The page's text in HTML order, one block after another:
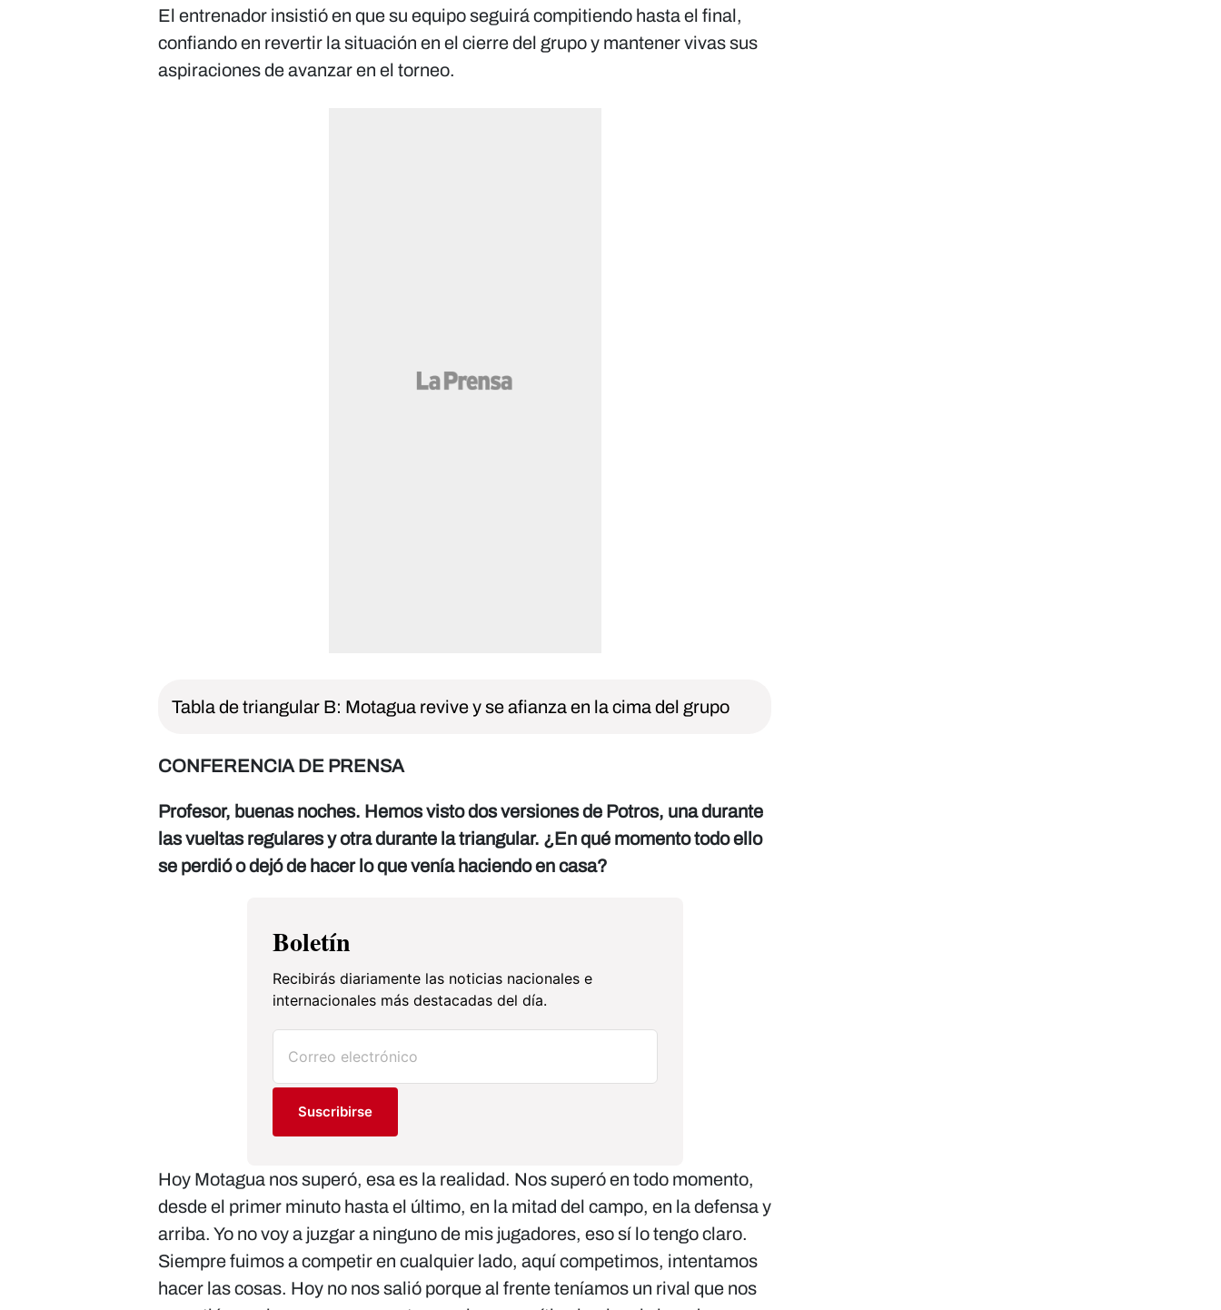
El entrenador insistió en que su equipo seguirá compitiendo hasta el final,
confiando en revertir la situación en el cierre del grupo y mantener vivas sus
aspiraciones de avanzar en el torneo.
Tabla de triangular B: Motagua revive y se afianza en la cima del grupo
CONFERENCIA DE PRENSA
Profesor, buenas noches. Hemos visto dos versiones de Potros, una durante
las vueltas regulares y otra durante la triangular. ¿En qué momento todo ello
se perdió o dejó de hacer lo que venía haciendo en casa?
Boletín
Recibirás diariamente las noticias nacionales e
internacionales más destacadas del día.
Suscribirse
Hoy Motagua nos superó, esa es la realidad. Nos superó en todo momento,
desde el primer minuto hasta el último, en la mitad del campo, en la defensa y
arriba. Yo no voy a juzgar a ninguno de mis jugadores, eso sí lo tengo claro.
Siempre fuimos a competir en cualquier lado, aquí competimos, intentamos
hacer las cosas. Hoy no nos salió porque al frente teníamos un rival que nos